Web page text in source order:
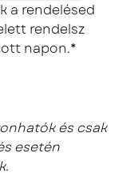
a rendelésed
rendelsz
napon.*
és csak
esetén